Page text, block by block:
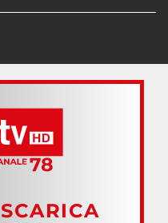
SCARICA